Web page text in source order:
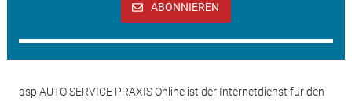
ABONNIEREN
asp AUTO SERVICE PRAXIS Online ist der Internetdienst für den